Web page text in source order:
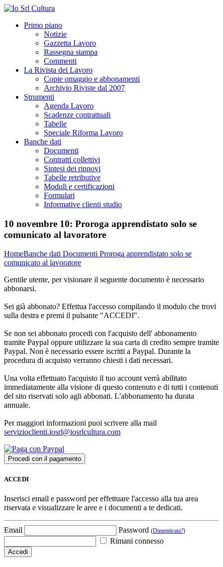
Primo piano
Notizie
Gazzetta Lavoro
Rassegna stampa
Commenti
La Rivista del Lavoro
Copie omaggio e abbonamenti
Archivio Riviste dal 2007
Strumenti
Agenda Lavoro
Scadenze contrattuali
Tabelle
Speciale Riforma Lavoro
Banche dati
Documenti
Contratti collettivi
Sintesi dei rinnovi
Tabelle retributive
Moduli e certificazioni
Formulari
Informative clienti studio
10 novembre 10: Proroga apprendistato solo se
comunicato al lavoratore
HomeBanche dati Documenti Proroga apprendistato solo se
comunicato al lavoratore
Gentile utente, per visionare il seguente documento è necessario
abbonarsi.
Sei già abbonato? Effettua l'accesso compilando il modulo che trovi
sulla destra e premi il pulsante "ACCEDI".
Se non sei abbonato procedi con l'acquisto dell' abbonamento
tramite Paypal oppure utilizzare la sua carta di credito sempre tramite
Paypal. Non è necessario essere iscritti a Paypal. Durante la
procedura di acquisto verranno chiesti i dati necessari.
Una volta effettuato l'acquisto il tuo account verrà abilitato
immediatamente alla visione di questo contenuto e di tutti i contenuti
del sito riservati solo agli abbonati. L'abbonamento ha durata
annuale.
Per maggiori informazioni puoi scrivere alla mail
servizioclienti.iosrl@iosrlcultura.com
ACCEDI
Inserisci email e password per effettuare l'accesso alla tua area
riservata e visualizzare le aree e i documenti a te dedicati.
Email Password (Dimenticata?)
Rimani connesso